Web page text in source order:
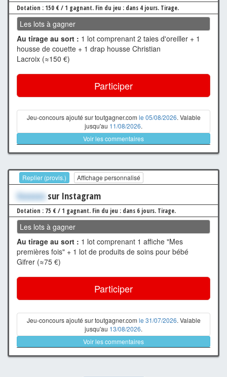
Dotation : 150 € / 1 gagnant. Fin du jeu : dans 4 jours. Tirage.
Les lots à gagner
Au tirage au sort : 1 lot comprenant 2 taies d'oreiller + 1
housse de couette + 1 drap housse Christian
Lacroix (≈150 €)
Participer
Jeu-concours ajouté sur toutgagner.com le 05/08/2026. Valable
jusqu'au 11/08/2026.
Voir les commentaires
Replier (provis.) Affichage personnalisé
Xxxxxxx sur Instagram
Dotation : 75 € / 1 gagnant. Fin du jeu : dans 6 jours. Tirage.
Les lots à gagner
Au tirage au sort : 1 lot comprenant 1 affiche "Mes
premières fois" + 1 lot de produits de soins pour bébé
Gifrer (≈75 €)
Participer
Jeu-concours ajouté sur toutgagner.com le 31/07/2026. Valable
jusqu'au 13/08/2026.
Voir les commentaires